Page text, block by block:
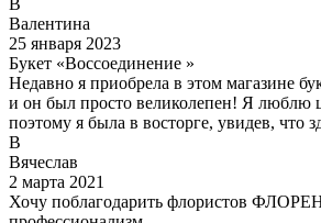
В
Валентина
25 января 2023
Букет «Воссоединение »
Недавно я приобрела в этом магазине
и он был просто великолепен! Я люблю
поэтому я была в восторге, увидев, что
В
Вячеслав
2 марта 2021
Хочу поблагодарить флористов